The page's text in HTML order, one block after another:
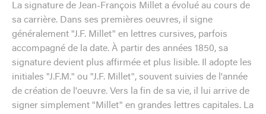
La signature de Jean-François Millet a évolué au cours de
sa carrière. Dans ses premières oeuvres, il signe
généralement "J.F. Millet" en lettres cursives, parfois
accompagné de la date. À partir des années 1850, sa
signature devient plus affirmée et plus lisible. Il adopte les
initiales "J.F.M." ou "J.F. Millet", souvent suivies de l'année
de création de l'oeuvre. Vers la fin de sa vie, il lui arrive de
signer simplement "Millet" en grandes lettres capitales. La